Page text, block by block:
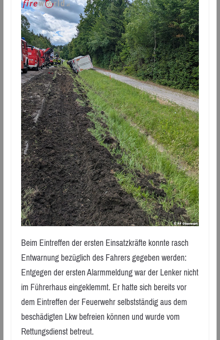
Beim Eintreffen der ersten Einsatzkräfte konnte rasch
Entwarnung bezüglich des Fahrers gegeben werden:
Entgegen der ersten Alarmmeldung war der Lenker nicht
im Führerhaus eingeklemmt. Er hatte sich bereits vor
dem Eintreffen der Feuerwehr selbstständig aus dem
beschädigten Lkw befreien können und wurde vom
Rettungsdienst betreut.